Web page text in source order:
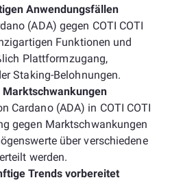
Anwendungsfällen
(ADA) gegen COTI COTI
Funktionen und
Plattformzugang,
Staking-Belohnungen.
Cardano (ADA) in COTI COTI
gegen Marktschwankungen
über verschiedene
werden.
Trends vorbereitet